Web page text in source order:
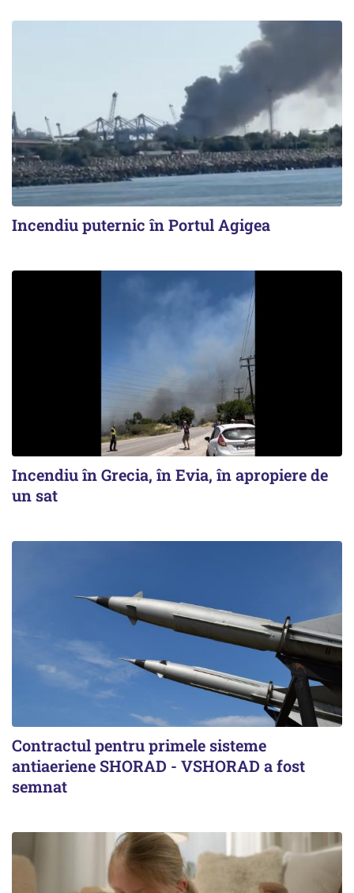
Incendiu puternic în Portul Agigea
Incendiu în Grecia, în Evia, în apropiere de
un sat
Contractul pentru primele sisteme
antiaeriene SHORAD - VSHORAD a fost
semnat